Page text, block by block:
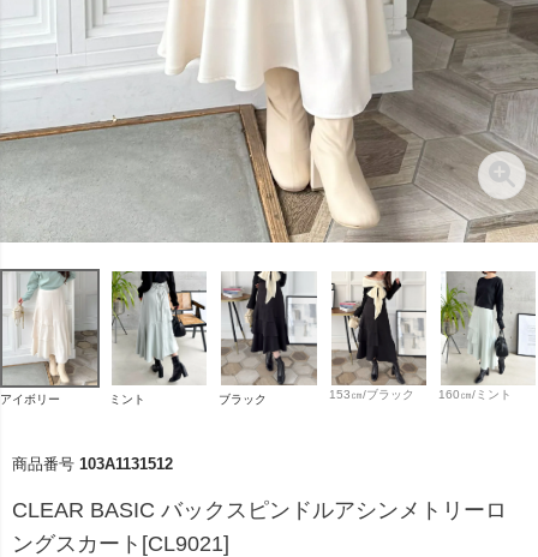
アイボリー ミント ブラック 153㎝/ブラック 160㎝/ミント
商品番号 103A1131512
CLEAR BASIC バックスピンドルアシンメトリーロ
ングスカート[CL9021]